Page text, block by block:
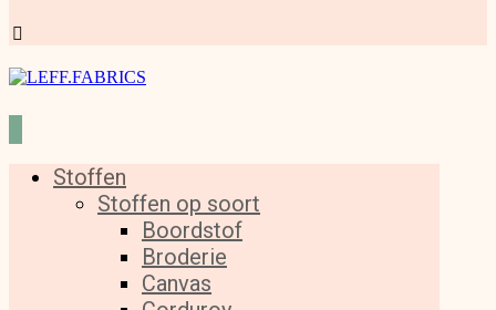
Stoffen
Stoffen op soort
Boordstof
Broderie
Canvas